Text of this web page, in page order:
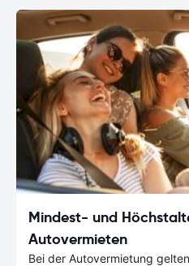
Mindest- und
Autovermieten
Bei der Autovermietung